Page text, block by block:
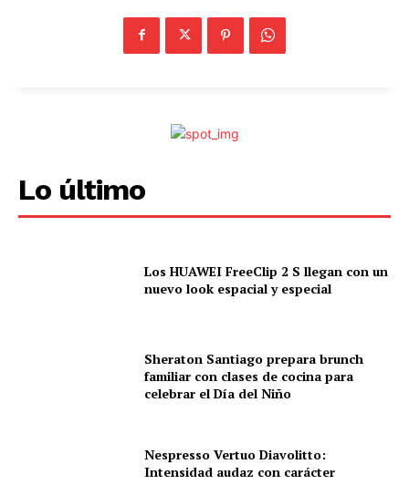
Lo último
Los HUAWEI FreeClip 2 S llegan con un
nuevo look espacial y especial
Sheraton Santiago prepara brunch
familiar con clases de cocina para
celebrar el Día del Niño
Nespresso Vertuo Diavolitto:
Intensidad audaz con carácter